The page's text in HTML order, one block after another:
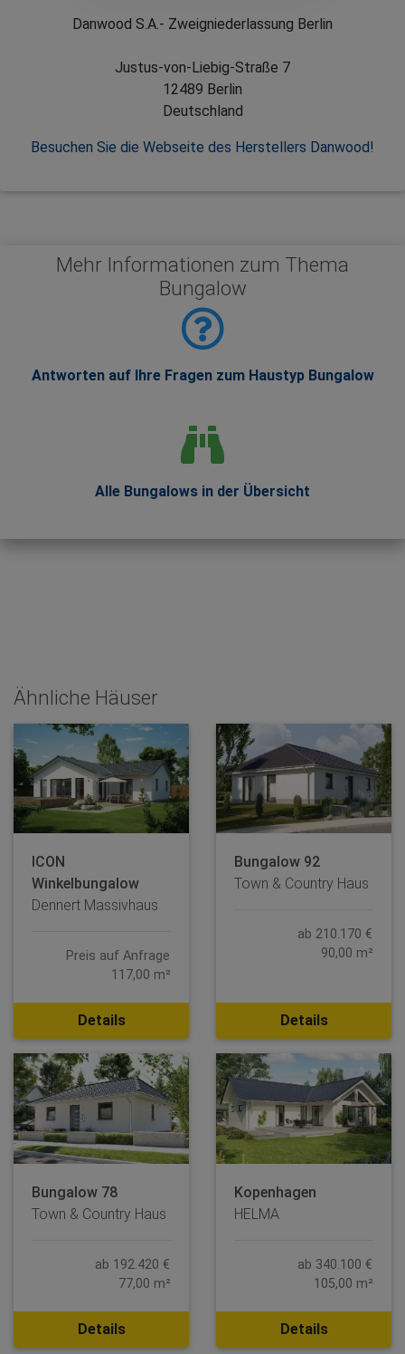
Danwood S.A.- Zweigniederlassung Berlin
Justus-von-Liebig-Straße 7
12489 Berlin
Deutschland
Besuchen Sie die Webseite des Herstellers Danwood!
Mehr Informationen zum Thema
Bungalow
Antworten auf Ihre Fragen zum Haustyp Bungalow
Alle Bungalows in der Übersicht
Ähnliche Häuser
ICON
Winkelbungalow
Dennert Massivhaus
Preis auf Anfrage
117,00 m²
Details
Bungalow 92
Town & Country Haus
ab 210.170 €
90,00 m²
Details
Bungalow 78
Town & Country Haus
ab 192.420 €
77,00 m²
Details
Kopenhagen
HELMA
ab 340.100 €
105,00 m²
Details